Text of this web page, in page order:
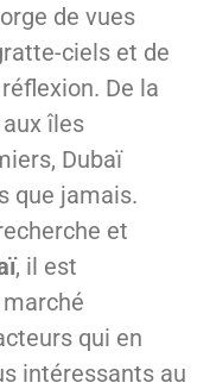
de vues
ciels et de
De la
îles
Dubaï
que jamais.
et
, il est
qui en
intéressants au